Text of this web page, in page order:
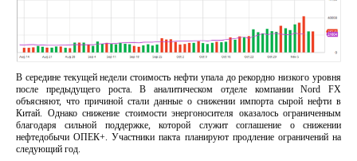
В середине текущей недели стоимость нефти упала до рекордно низкого уровня
после предыдущего роста. В аналитическом отделе компании Nord FX
объясняют, что причиной стали данные о снижении импорта сырой нефти в
Китай. Однако снижение стоимости энергоносителя оказалось ограниченным
благодаря сильной поддержке, которой служит соглашение о снижении
нефтедобычи ОПЕК+. Участники пакта планируют продление ограничений на
следующий год.